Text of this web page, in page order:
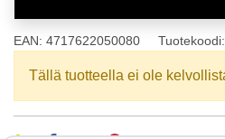
EAN: 4717622050080 Tuotekoodi:
Tällä tuotteella ei ole